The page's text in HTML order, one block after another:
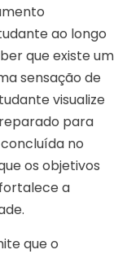
ao longo
que existe um
sensação de
visualize
para
no
os objetivos
a
que o